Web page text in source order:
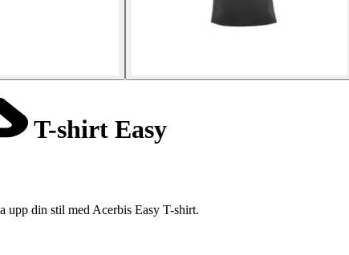
T-shirt Easy
upp din stil med Acerbis Easy T-shirt.